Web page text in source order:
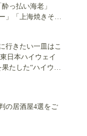
っ払い海老」
」「上海焼きそ
行きたい一皿はこ
日本ハイウェイ
たした“ハイウェ
の居酒屋4選をご